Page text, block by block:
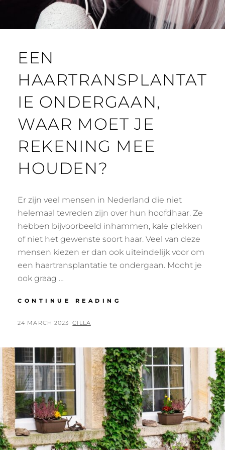
EEN
HAARTRANSPLANTAT
IE ONDERGAAN,
WAAR MOET JE
REKENING MEE
HOUDEN?
Er zijn veel mensen in Nederland die niet
helemaal tevreden zijn over hun hoofdhaar. Ze
hebben bijvoorbeeld inhammen, kale plekken
of niet het gewenste soort haar. Veel van deze
mensen kiezen er dan ook uiteindelijk voor om
een haartransplantatie te ondergaan. Mocht je
ook graag …
CONTINUE READING
JE
REKENING
MEE
HOUDEN?
POSTED
24 MARCH 2023 BY
CILLA